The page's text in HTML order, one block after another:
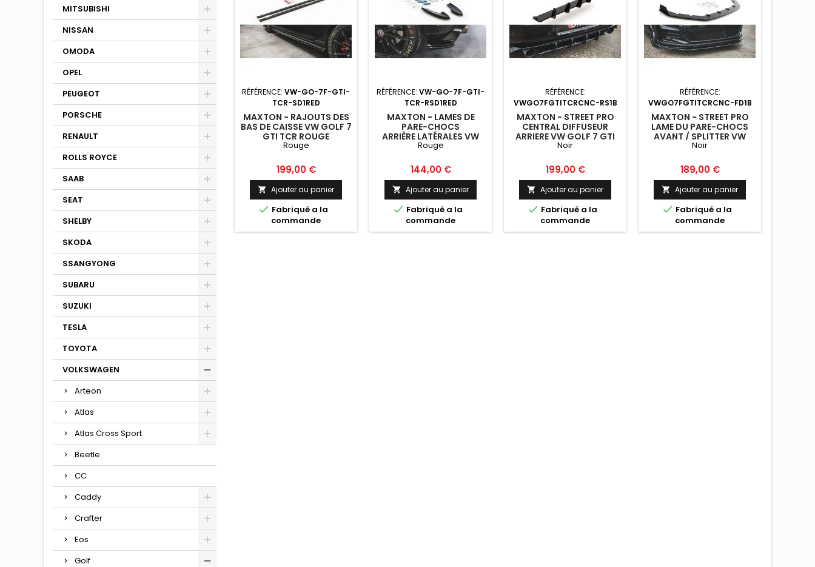
MITSUBISHI
NISSAN
OMODA
OPEL
PEUGEOT
PORSCHE
RENAULT
ROLLS ROYCE
SAAB
SEAT
SHELBY
SKODA
SSANGYONG
SUBARU
SUZUKI
TESLA
TOYOTA
VOLKSWAGEN
Arteon
Atlas
Atlas Cross Sport
Beetle
CC
Caddy
Crafter
Eos
Golf
RÉFÉRENCE: VW-GO-7F-GTI-
TCR-SD1RED
MAXTON - RAJOUTS DES
BAS DE CAISSE VW GOLF 7
GTI TCR ROUGE
Rouge
Prix
199,00 €
 Ajouter au panier
 Fabriqué a la
commande
RÉFÉRENCE: VW-GO-7F-GTI-
TCR-RSD1RED
MAXTON - LAMES DE
PARE-CHOCS
ARRIÈRE LATÉRALES VW
GOLF 7 GTI TCR ROUGE
Rouge
Prix
144,00 €
 Ajouter au panier
 Fabriqué a la
commande
RÉFÉRENCE:
VWGO7FGTITCRCNC-RS1B
MAXTON - STREET PRO
CENTRAL DIFFUSEUR
ARRIERE VW GOLF 7 GTI
TCR NOIR
Noir
Prix
199,00 €
 Ajouter au panier
 Fabriqué a la
commande
RÉFÉRENCE:
VWGO7FGTITCRCNC-FD1B
MAXTON - STREET PRO
LAME DU PARE-CHOCS
AVANT / SPLITTER VW
GOLF 7 GTI TCR NOIR
Noir
Prix
189,00 €
 Ajouter au panier
 Fabriqué a la
commande